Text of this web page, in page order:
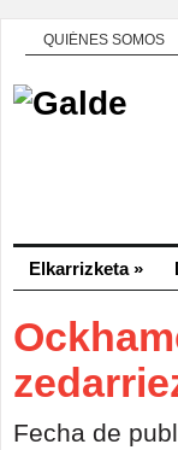
QUIÉNES SOMOS
Elkarrizketa»
Fecha de